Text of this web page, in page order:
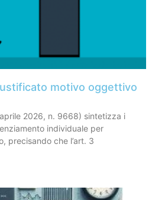
motivo oggettivo
2026, n. 9668) sintetizza i
individuale per
precisando che l’art. 3